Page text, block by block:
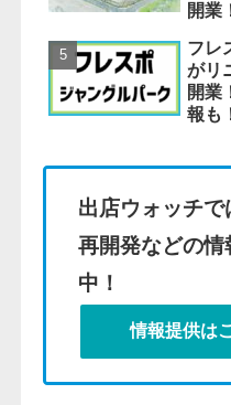
開業
フレ
がリ
開業
報も
出店ウォッチ
再開発などの情
中！
情報提供は